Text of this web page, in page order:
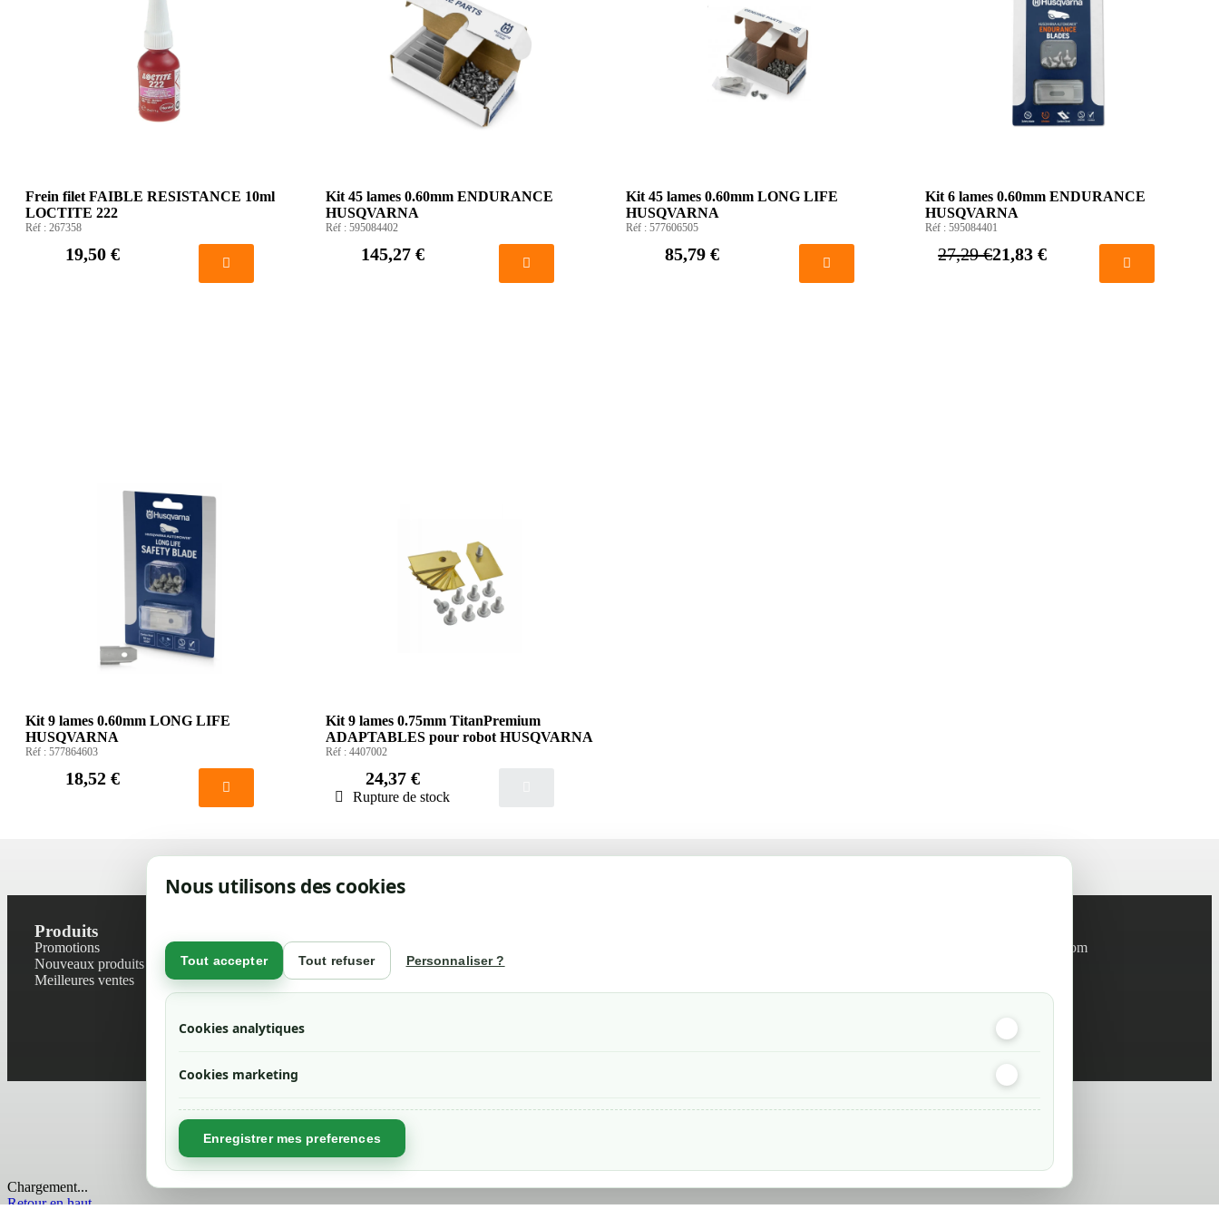
Nous utilisons des cookies
Tout accepter Tout refuser Personnaliser ?
Cookies analytiques
Cookies marketing
Enregistrer mes preferences
Frein filet FAIBLE RESISTANCE 10ml
LOCTITE 222
Réf : 267358
19,50 €
Kit 45 lames 0.60mm ENDURANCE
HUSQVARNA
Réf : 595084402
145,27 €
Kit 45 lames 0.60mm LONG LIFE
HUSQVARNA
Réf : 577606505
85,79 €
Kit 6 lames 0.60mm ENDURANCE
HUSQVARNA
Réf :595084401
27,29 €21,83 €
Kit 9 lames 0.60mm LONG LIFE
HUSQVARNA
Réf : 577864603
18,52 €
Kit 9 lames 0.75mm TitanPremium
ADAPTABLES pour robot HUSQVARNA
Réf : 4407002
24,37 €
Rupture de stock
Produits
Promotions
Nouveaux produits
Meilleures ventes
Contactez-nous
Plan du site
Magasin
Mentions légales
info@green-tech-shop.com
Chargement...
Retour en haut